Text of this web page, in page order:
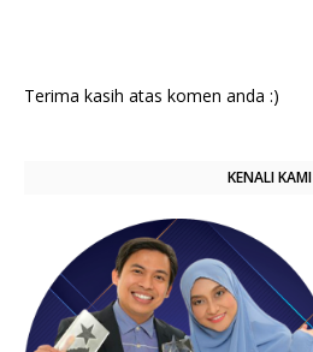
Terima kasih atas komen anda :)
KENALI KAMI